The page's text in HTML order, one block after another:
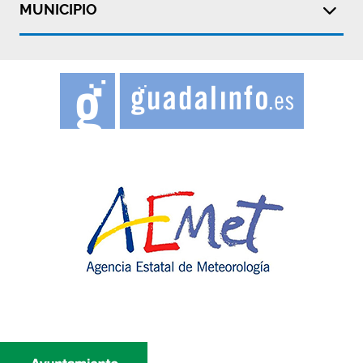
MUNICIPIO